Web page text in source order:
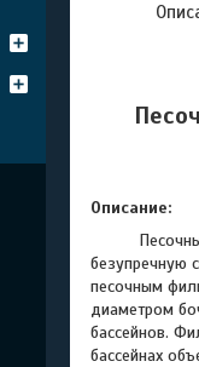
Описание:
Песочный
безупречную
песочным
диаметром
бассейнов.
бассейнах